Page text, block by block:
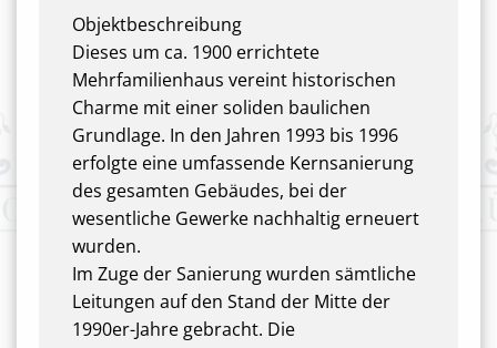
Objektbeschreibung
Dieses um ca. 1900 errichtete
Mehrfamilienhaus vereint historischen
Charme mit einer soliden baulichen
Grundlage. In den Jahren 1993 bis 1996
erfolgte eine umfassende Kernsanierung
des gesamten Gebäudes, bei der
wesentliche Gewerke nachhaltig erneuert
wurden.
Im Zuge der Sanierung wurden sämtliche
Leitungen auf den Stand der Mitte der
1990er-Jahre gebracht. Die